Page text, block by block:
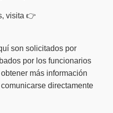
visita 👉
son solicitados por
por los funcionarios
más información
directamente